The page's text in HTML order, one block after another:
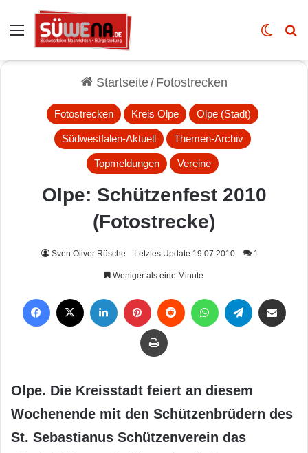
Auswahl Skin
Startseite/ Fotostrecken
Fotostrecken Kreis Olpe Olpe (Stadt)
Südwestfalen-Aktuell Themen-Archiv
Topmeldungen Vereine
Olpe: Schützenfest 2010
(Fotostrecke)
Sven Oliver Rüsche Letztes Update 19.07.2010 1
Weniger als eine Minute
Drucken
Olpe. Die Kreisstadt feiert an diesem
Wochenende mit den Schützenbrüdern des
St. Sebastianus Schützenverein das